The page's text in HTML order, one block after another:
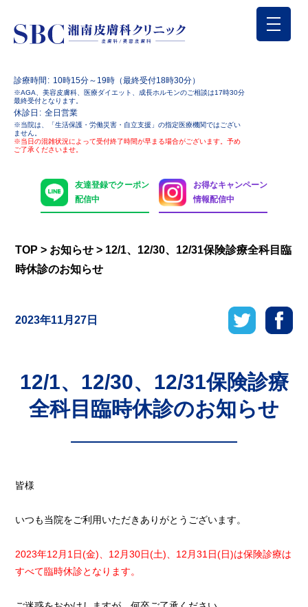
診療時間 10時15分～19時（最終受付18時30分）
※AGA、美容皮膚科、医療ダイエット、成長ホルモンのご相談は17時30分
最終受付となります。
休診日 全日営業
※当院は、「生活保護・労働災害・自立支援」の指定医療機関ではござい
ません。
※当日の混雑状況によって受付終了時間が早まる場合がございます。予め
ご了承くださいませ。
友達登録でクーポン
配信中
お得なキャンペーン
情報配信中
TOP > お知らせ > 12/1、12/30、12/31保険診療全科目臨
時休診のお知らせ
2023年11月27日
12/1、12/30、12/31保険診療
全科目臨時休診のお知らせ
皆様
いつも当院をご利用いただきありがとうございます。
2023年12月1日(金)、12月30日(土)、12月31日(日)は保険診療は
すべて臨時休診となります。